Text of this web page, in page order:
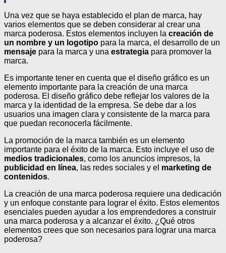
Una vez que se haya establecido el plan de marca, hay
varios elementos que se deben considerar al crear una
marca poderosa. Estos elementos incluyen la creación de
un nombre y un logotipo para la marca, el desarrollo de un
mensaje para la marca y una estrategia para promover la
marca.
Es importante tener en cuenta que el diseño gráfico es un
elemento importante para la creación de una marca
poderosa. El diseño gráfico debe reflejar los valores de la
marca y la identidad de la empresa. Se debe dar a los
usuarios una imagen clara y consistente de la marca para
que puedan reconocerla fácilmente.
La promoción de la marca también es un elemento
importante para el éxito de la marca. Esto incluye el uso de
medios tradicionales, como los anuncios impresos, la
publicidad en línea, las redes sociales y el marketing de
contenidos.
La creación de una marca poderosa requiere una dedicación
y un enfoque constante para lograr el éxito. Estos elementos
esenciales pueden ayudar a los emprendedores a construir
una marca poderosa y a alcanzar el éxito. ¿Qué otros
elementos crees que son necesarios para lograr una marca
poderosa?